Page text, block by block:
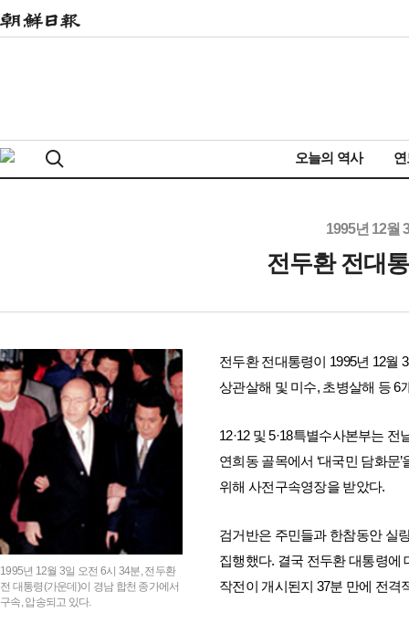
오늘의 역사
1995년 12월
전두환 전대
1995년 12월 3일 오전 6시 34분, 전두환
전 대통령(가운데)이 경남 합천 종가에서
구속, 압송되고 있다.
전두환 전대통령이 1995년 12월
상관살해 및 미수, 초병살해 등 6
12·12 및 5·18특별수사본부는
연희동 골목에서 ‘대국민 담화문
위해 사전구속영장을 받았다.
검거반은 주민들과 한참동안 실
집행했다. 결국 전두환 대통령에
작전이 개시된지 37분 만에 전격